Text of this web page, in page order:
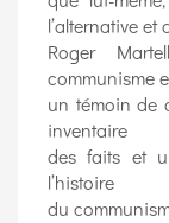
l’alternative
Roger
communisme
un témoin de
inventaire
des faits et
l’histoire
du